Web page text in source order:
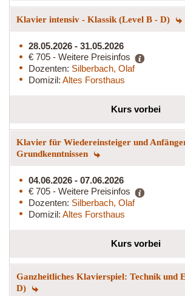
Klavier intensiv - Klassik (Level B - D)
28.05.2026 - 31.05.2026
€ 705 - Weitere Preisinfos
Dozenten: Silberbach, Olaf
Domizil: Altes Forsthaus
Kurs vorbei
Klavier für Wiedereinsteiger und
Grundkenntnissen
04.06.2026 - 07.06.2026
€ 705 - Weitere Preisinfos
Dozenten: Silberbach, Olaf
Domizil: Altes Forsthaus
Kurs vorbei
Ganzheitliches Klavierspiel: Technik und
D)